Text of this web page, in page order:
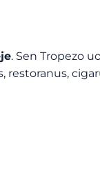
. Sen Tropezo